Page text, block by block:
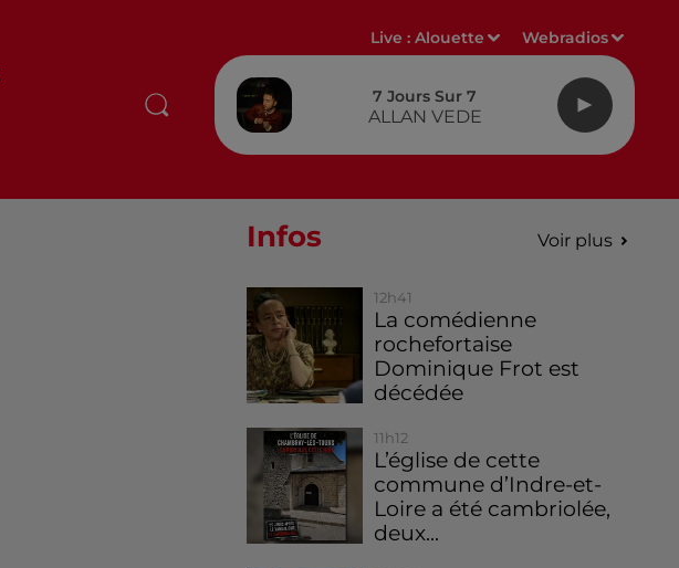
Live :Alouette Webradios
7 Jours Sur 7
ALLAN VEDE
Infos Voir plus
12h41
La comédienne
rochefortaise
Dominique Frot est
décédée
11h12
L’église de cette
commune d’Indre-et-
Loire a été cambriolée,
deux...